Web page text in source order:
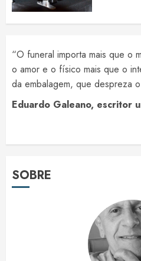
“O funeral importa mais que o
o amor e o físico mais que o
da embalagem, que despreza
Eduardo Galeano, escritor
SOBRE